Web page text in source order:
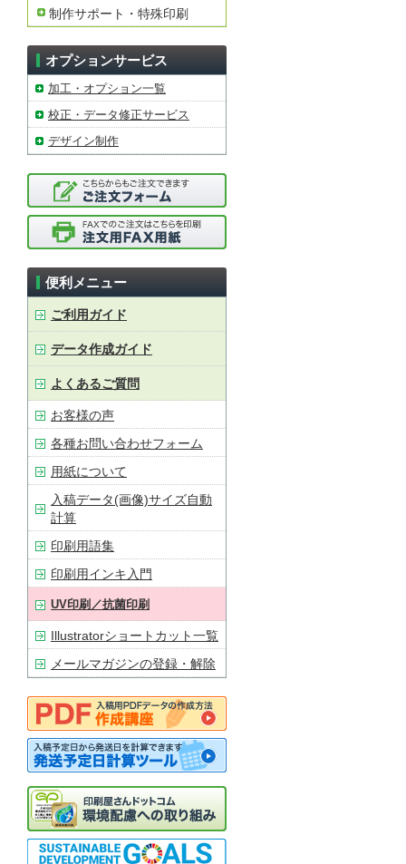
制作サポート・特殊印刷
オプションサービス
加工・オプション一覧
校正・データ修正サービス
デザイン制作
便利メニュー
ご利用ガイド
データ作成ガイド
よくあるご質問
お客様の声
各種お問い合わせフォーム
用紙について
入稿データ(画像)サイズ自動
計算
印刷用語集
印刷用インキ入門
UV印刷／抗菌印刷
Illustratorショートカット一覧
メールマガジンの登録・解除